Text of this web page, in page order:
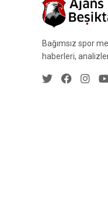
Bağımsız spor
haberleri,